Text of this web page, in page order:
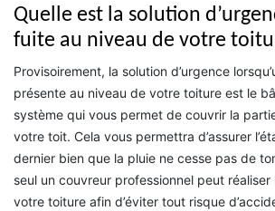
Quelle est la solution
fuite au niveau de votre
Provisoirement, la solution d’urgence
présente au niveau de votre toiture est le
système qui vous permet de couvrir la
votre toit. Cela vous permettra d’assurer
dernier bien que la pluie ne cesse pas de
seul un couvreur professionnel peut
votre toiture afin d’éviter tout risque